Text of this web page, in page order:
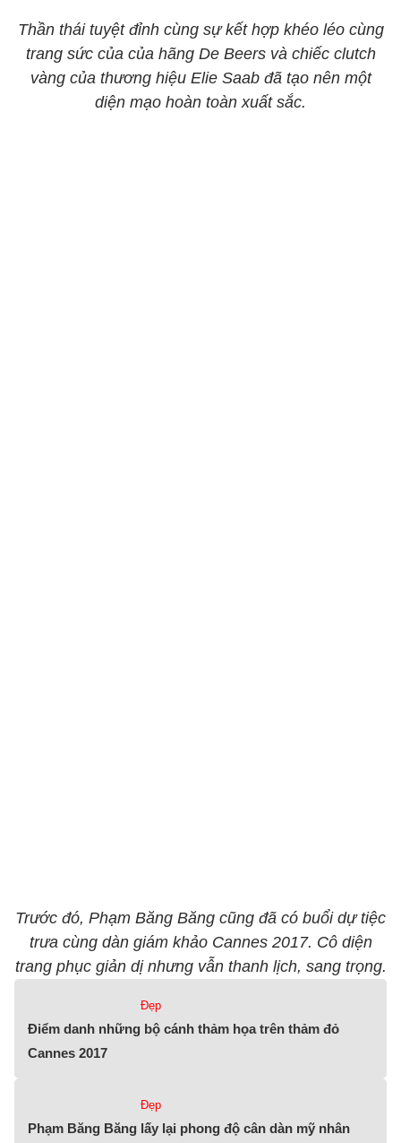
Thần thái tuyệt đỉnh cùng sự kết hợp khéo léo cùng
trang sức của của hãng De Beers và chiếc clutch
vàng của thương hiệu Elie Saab đã tạo nên một
diện mạo hoàn toàn xuất sắc.
Trước đó, Phạm Băng Băng cũng đã có buổi dự tiệc
trưa cùng dàn giám khảo Cannes 2017. Cô diện
trang phục giản dị nhưng vẫn thanh lịch, sang trọng.
Đẹp
Điểm danh những bộ cánh thảm họa trên thảm đỏ
Cannes 2017
Đẹp
Phạm Băng Băng lấy lại phong độ cân dàn mỹ nhân